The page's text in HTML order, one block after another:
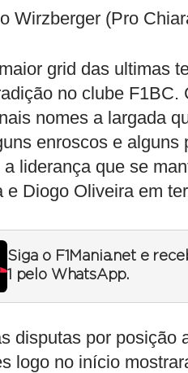
Wirzberger (Pro
grid das ultimas
no clube
nomes a largada
enroscos e alguns
a liderança que se
e Diogo Oliveira em
Siga o F1Mania.net e
1 pelo WhatsApp.
disputas por posição
logo no início